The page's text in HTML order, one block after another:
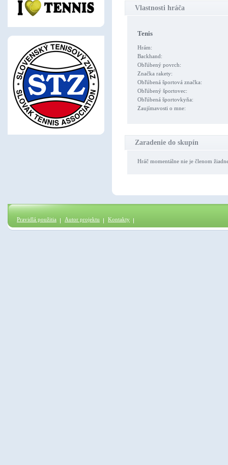
Vlastnosti hráča
Tenis
Hrám:
Backhand:
Obľúbený povrch:
Značka rakety:
Obľúbená športová značka:
Obľúbený športovec:
Obľúbená športovkyňa:
Zaujímavosti o mne:
Zaradenie do skupín
Hráč momentálne nie je členom
Pravidlá použitia Autor projektu Kontakty